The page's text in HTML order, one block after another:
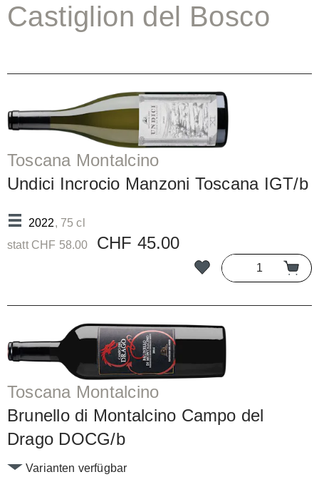
Castiglion del Bosco
Toscana Montalcino
Undici Incrocio Manzoni Toscana IGT/b
2022, 75 cl
statt CHF 58.00
CHF 45.00
Toscana Montalcino
Brunello di Montalcino Campo del
Drago DOCG/b
Varianten verfügbar